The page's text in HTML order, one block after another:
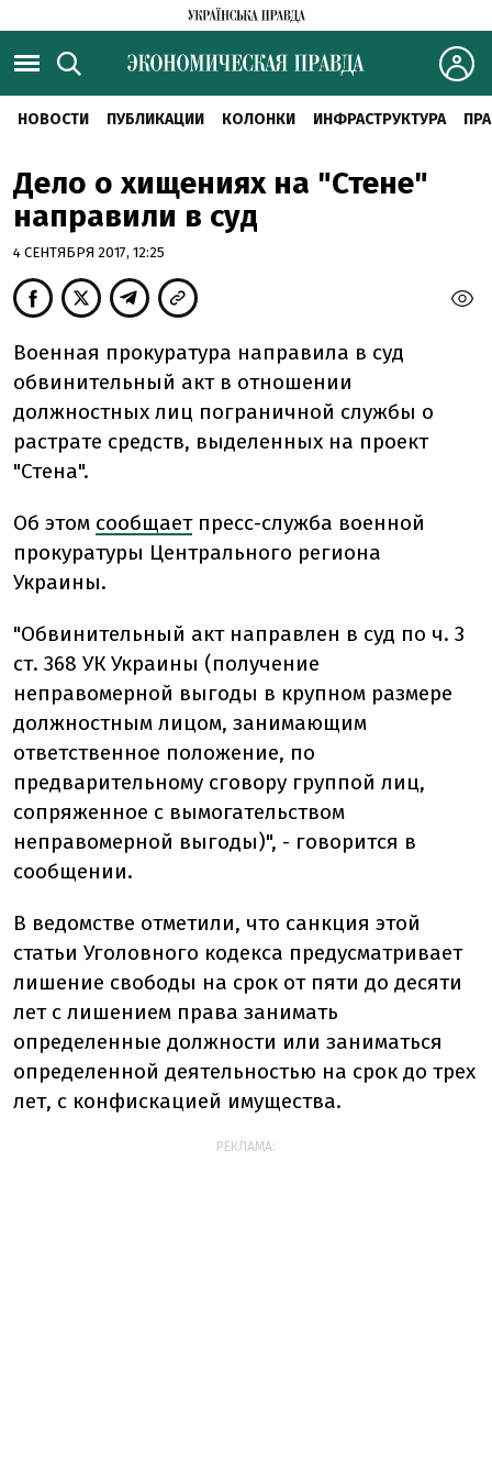
НОВОСТИ ПУБЛИКАЦИИ КОЛОНКИ ИНФРАСТРУКТУРА
Дело о хищениях на "Стене"
направили в суд
4 СЕНТЯБРЯ 2017, 12:25
Военная прокуратура направила в суд
обвинительный акт в отношении
должностных лиц пограничной службы о
растрате средств, выделенных на проект
"Стена".
Об этом сообщаетпресс-служба военной
прокуратуры Центрального региона
Украины.
"Обвинительный акт направлен в суд по ч. 3
ст. 368 УК Украины (получение
неправомерной выгоды в крупном размере
должностным лицом, занимающим
ответственное положение, по
предварительному сговору группой лиц,
сопряженное с вымогательством
неправомерной выгоды)", - говорится в
сообщении.
В ведомстве отметили, что санкция этой
статьи Уголовного кодекса предусматривает
лишение свободы на срок от пяти до десяти
лет с лишением права занимать
определенные должности или заниматься
определенной деятельностью на срок до трех
лет, с конфискацией имущества.
РЕКЛАМА: